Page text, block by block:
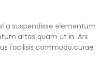
a suspendisse elementum
artas quam ut in. Ars
facilisis commodo curae